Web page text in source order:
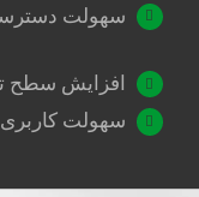
سهولت
افزایش سطح
سهولت کاربری